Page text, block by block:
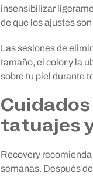
insensibilizar
de que los ajustes
Las sesiones de
tamaño, el color y la
sobre tu piel durante
tatuajes
Recovery
semanas. Después